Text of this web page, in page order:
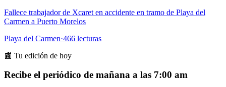
Fallece trabajador de Xcaret en accidente en tramo de Playa del
Carmen a Puerto Morelos
Playa del Carmen·466 lecturas
📰 Tu edición de hoy
Recibe el periódico de mañana a las 7:00 am